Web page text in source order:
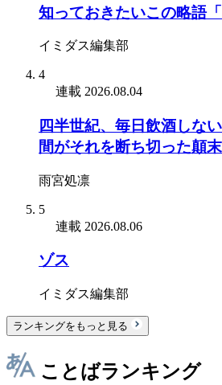
知っておきたいこの略語「
イミダス編集部
4
連載 2026.08.04
四半世紀、毎日飲酒しな
間がそれを断ち切った顛
雨宮処凛
5
連載 2026.08.06
ゾス
イミダス編集部
ランキングをもっと見る
ことばランキング